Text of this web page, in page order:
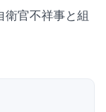
衛官不祥事と組